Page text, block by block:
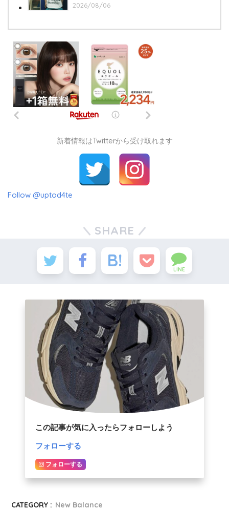
2026/08/06
新着情報はTwitterから受け取れます
Follow @uptod4te
SHARE
LINE
この記事が気に入ったらフォローしよう
フォローする
フォローする
CATEGORY : New Balance